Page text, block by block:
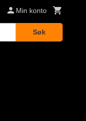
Min konto
Søk